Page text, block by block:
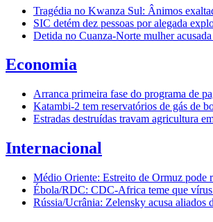
Tragédia no Kwanza Sul: Ânimos
SIC detém dez pessoas por alegada
Detida no Cuanza-Norte mulher
Economia
Arranca primeira fase do programa de
Katambi-2 tem reservatórios de gás de
Estradas destruídas travam agricultura
Internacional
Médio Oriente: Estreito de Ormuz pode
Ébola/RDC: CDC-Africa teme que
Rússia/Ucrânia: Zelensky acusa aliados